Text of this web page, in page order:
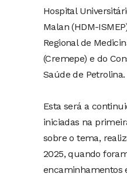
Hospital
Malan (HDM-
Regional de
(Cremepe) e do
Saúde de Petrolina.
Esta será a
iniciadas na
sobre o tema,
2025, quando
encaminhamentos